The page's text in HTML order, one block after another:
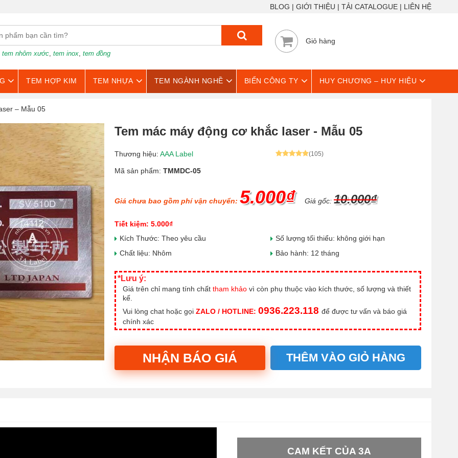
BLOG GIỚI THIỆU TẢI CATALOGUE LIÊN HỆ
tem nhôm xước, tem inox, tem đồng
Giỏ hàng
TEM HỢP KIM TEM NHỰA TEM NGÀNH NGHỀ BIỂN CÔNG TY HUY CHƯƠNG – HUY HIỆU
– Mẫu 05
Tem mác máy động cơ khắc laser - Mẫu 05
Thương hiệu: AAA Label (105)
Mã sản phẩm: TMMDC-05
Giá chưa bao gồm phí vận chuyển: 5.000₫ Giá gốc: 10.000₫
Tiết kiệm: 5.000₫
Kích Thước: Theo yêu cầu
Chất liệu: Nhôm
Số lượng tối thiểu: không giới hạn
Bảo hành: 12 tháng
*Lưu ý:
Giá trên chỉ mang tính chất tham khảo vì còn phụ thuộc vào kích thước, số lượng và thiết
kế.
Vui lòng chat hoặc gọi ZALO / HOTLINE: 0936.223.118 để được tư vấn và báo giá
chính xác
NHẬN BÁO GIÁ THÊM VÀO GIỎ HÀNG
CAM KẾT CỦA 3A